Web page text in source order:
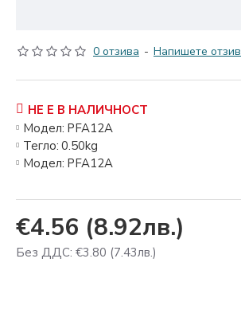
0 отзива - Напишете отзив
€4.56 (8.92лв.)
Без ДДС: €3.80 (7.43лв.)
НЕ Е В НАЛИЧНОСТ
Модел: PFA12A
Тегло: 0.50kg
Модел: PFA12A